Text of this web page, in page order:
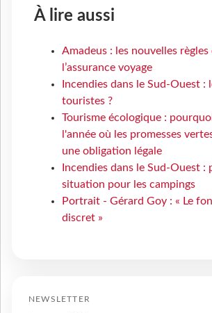
À lire aussi
Amadeus : les nouvelles règles
l’assurance voyage
Incendies dans le Sud-Ouest :
touristes ?
Tourisme écologique :
l'année où les promesses
une obligation légale
Incendies dans le Sud-Ouest :
situation pour les campings
Portrait - Gérard Goy : « Le
discret »
NEWSLETTER